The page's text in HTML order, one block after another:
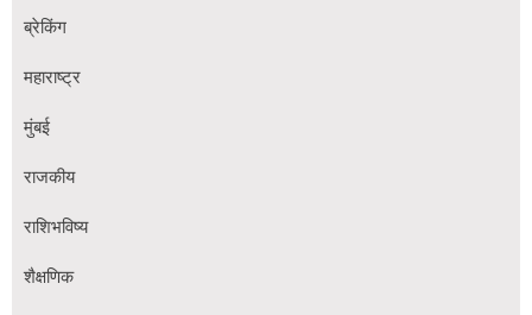
ब्रेकिंग
महाराष्ट्र
मुंबई
राजकीय
राशिभविष्य
शैक्षणिक